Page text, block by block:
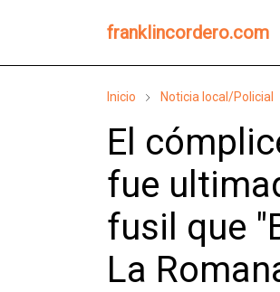
franklincordero.com
Inicio Noticia local/Policial
El
fue
fusil que
La